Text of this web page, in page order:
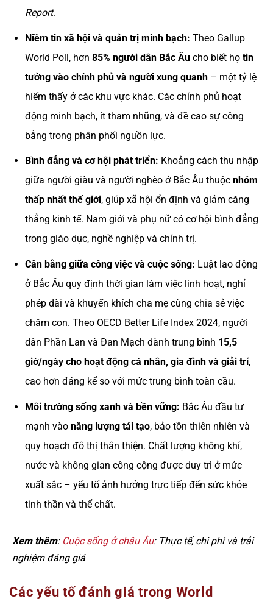
Report.
Niềm tin xã hội và quản trị minh bạch: Theo Gallup
World Poll, hơn 85% người dân Bắc Âucho biết họ tin
tưởng vào chính phủ và người xung quanh– một tỷ lệ
hiếm thấy ở các khu vực khác. Các chính phủ hoạt
động minh bạch, ít tham nhũng, và đề cao sự công
bằng trong phân phối nguồn lực.
Bình đẳng và cơ hội phát triển: Khoảng cách thu nhập
giữa người giàu và người nghèo ở Bắc Âu thuộc nhóm
thấp nhất thế giới, giúp xã hội ổn định và giảm căng
thẳng kinh tế. Nam giới và phụ nữ có cơ hội bình đẳng
trong giáo dục, nghề nghiệp và chính trị.
Cân bằng giữa công việc và cuộc sống: Luật lao động
ở Bắc Âu quy định thời gian làm việc linh hoạt, nghỉ
phép dài và khuyến khích cha mẹ cùng chia sẻ việc
chăm con. Theo OECD Better Life Index 2024, người
dân Phần Lan và Đan Mạch dành trung bình 15,5
giờ/ngày cho hoạt động cá nhân, gia đình và giải trí,
cao hơn đáng kể so với mức trung bình toàn cầu.
Môi trường sống xanh và bền vững: Bắc Âu đầu tư
mạnh vào năng lượng tái tạo, bảo tồn thiên nhiên và
quy hoạch đô thị thân thiện. Chất lượng không khí,
nước và không gian công cộng được duy trì ở mức
xuất sắc – yếu tố ảnh hưởng trực tiếp đến sức khỏe
tinh thần và thể chất.
Xem thêm: Cuộc sống ở châu Âu: Thực tế, chi phí và trải
nghiệm đáng giá
Các yếu tố đánh giá trong World